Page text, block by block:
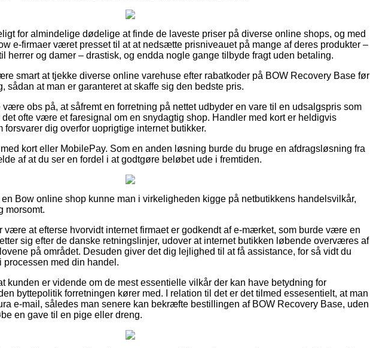
for almindelige dødelige at finde de laveste priser på diverse online shops, og med
e-firmaer været presset til at at nedsætte prisniveauet på mange af deres produkter –
herrer og damer – drastisk, og endda nogle gange tilbyde fragt uden betaling.
smart at tjekke diverse online varehuse efter rabatkoder på BOW Recovery Base før
at man er garanteret at skaffe sig den bedste pris.
obs på, at såfremt en forretning på nettet udbyder en vare til en udsalgspris som
ofte være et faresignal om en snydagtig shop. Handler med kort er heldigvis
forsvarer dig overfor uoprigtige internet butikker.
kort eller MobilePay. Som en anden løsning burde du bruge en afdragsløsning fra
af at du ser en fordel i at godtgøre beløbet ude i fremtiden.
Bow online shop kunne man i virkeligheden kigge på netbutikkens handelsvilkår,
morsomt.
være at efterse hvorvidt internet firmaet er godkendt af e-mærket, som burde være en
sig efter de danske retningslinjer, udover at internet butikken løbende overværes af
på området. Desuden giver det dig lejlighed til at få assistance, for så vidt du
med din handel.
kunden er vidende om de mest essentielle vilkår der kan have betydning for
byttepolitik forretningen kører med. I relation til det er det tilmed essesentielt, at man
e-mail, således man senere kan bekræfte bestillingen af BOW Recovery Base, uden
en gave til en pige eller dreng.